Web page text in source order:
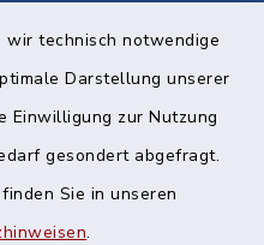
technisch notwendige
Darstellung unserer
Einwilligung zur Nutzung
gesondert abgefragt.
Sie in unseren
.